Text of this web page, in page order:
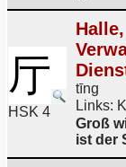
厅
HSK 4
tīng
Links:
Groß
ist der